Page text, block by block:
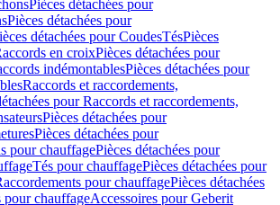
Pièces détachées pour
Pièces détachées pour
détachées pour CoudesTésPièces
en croixPièces détachées pour
indémontablesPièces détachées pour
Raccords et raccordements,
pour Raccords et raccordements,
Pièces détachées pour
Pièces détachées pour
pour chauffagePièces détachées pour
Tés pour chauffagePièces détachées pour
pour chauffagePièces détachées
pour chauffageAccessoires pour Geberit